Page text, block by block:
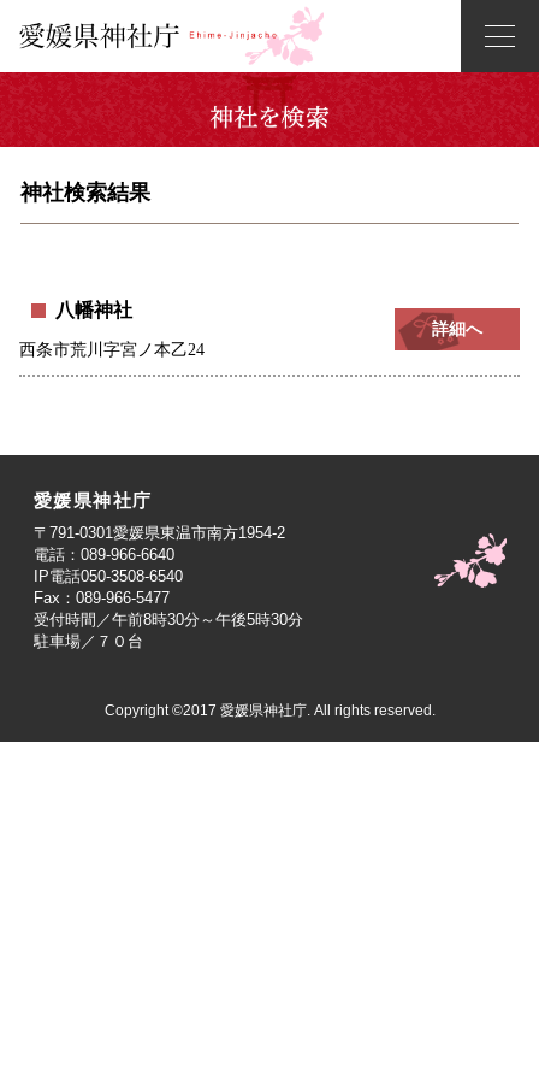
神社検索結果
八幡神社
西条市荒川字宮ノ本乙24
詳細へ
愛媛県神社庁
〒791-0301愛媛県東温市南方1954-2
電話：089-966-6640
IP電話050-3508-6540
Fax：089-966-5477
受付時間／午前8時30分～午後5時30分
駐車場／７０台
Copyright ©2017 愛媛県神社庁. All rights reserved.